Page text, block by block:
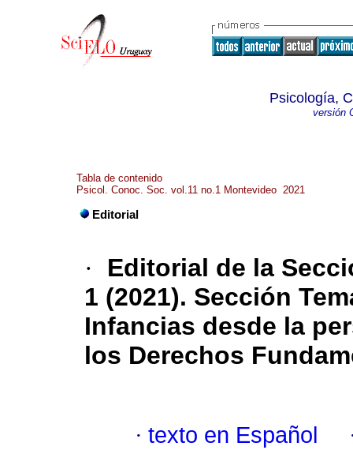
Psicología,
versión
Tabla de contenido
Psicol. Conoc. Soc. vol.11 no.1 Montevideo 2021
Editorial
·
Editorial de la
1 (2021). Sección
Infancias desde la
los Derechos
· texto en Español